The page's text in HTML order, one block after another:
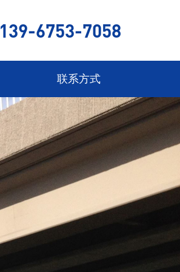
139-6753-7058
联系方式